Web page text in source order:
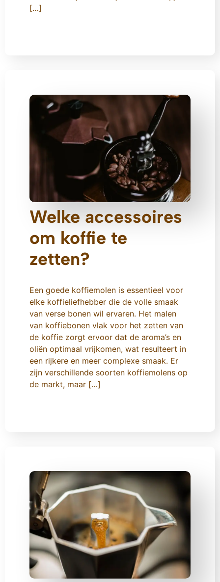
[…]
Welke accessoires
om koffie te
zetten?
Een goede koffiemolen is essentieel voor
elke koffieliefhebber die de volle smaak
van verse bonen wil ervaren. Het malen
van koffiebonen vlak voor het zetten van
de koffie zorgt ervoor dat de aroma’s en
oliën optimaal vrijkomen, wat resulteert in
een rijkere en meer complexe smaak. Er
zijn verschillende soorten koffiemolens op
de markt, maar […]